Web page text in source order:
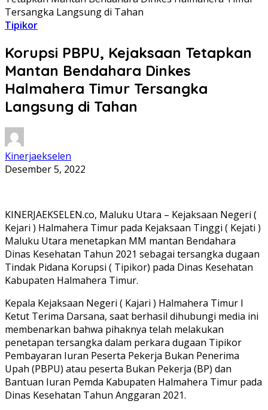
Tersangka Langsung di Tahan
Tipikor
Korupsi PBPU, Kejaksaan Tetapkan
Mantan Bendahara Dinkes
Halmahera Timur Tersangka
Langsung di Tahan
Kinerjaekselen
Desember 5, 2022
KINERJAEKSELEN.co, Maluku Utara – Kejaksaan Negeri (
Kejari ) Halmahera Timur pada Kejaksaan Tinggi ( Kejati )
Maluku Utara menetapkan MM mantan Bendahara
Dinas Kesehatan Tahun 2021 sebagai tersangka dugaan
Tindak Pidana Korupsi ( Tipikor) pada Dinas Kesehatan
Kabupaten Halmahera Timur.
Kepala Kejaksaan Negeri ( Kajari ) Halmahera Timur I
Ketut Terima Darsana, saat berhasil dihubungi media ini
membenarkan bahwa pihaknya telah melakukan
penetapan tersangka dalam perkara dugaan Tipikor
Pembayaran Iuran Peserta Pekerja Bukan Penerima
Upah (PBPU) atau peserta Bukan Pekerja (BP) dan
Bantuan Iuran Pemda Kabupaten Halmahera Timur pada
Dinas Kesehatan Tahun Anggaran 2021.